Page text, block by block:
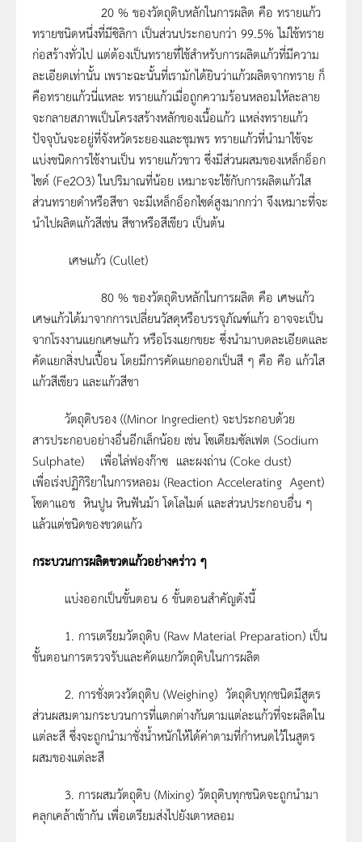
20 % ของวัตถุดิบหลักในการผลิต คือ ทรายแก้ว
ทรายชนิดหนึ่งที่มีซิลิกา เป็นส่วนประกอบกว่า 99.5% ไม่ใช้ทราย
ก่อสร้างทั่วไป แต่ต้องเป็นทรายที่ใช้สำหรับการผลิตแก้วที่มีความ
ละเอียดเท่านั้น เพราะฉะนั้นที่เรามักได้ยินว่าแก้วผลิตจากทราย ก็
คือทรายแก้วนี่แหละ ทรายแก้วเมื่อถูกความร้อนหลอมให้ละลาย
จะกลายสภาพเป็นโครงสร้างหลักของเนื้อแก้ว แหล่งทรายแก้ว
ปัจจุบันจะอยู่ที่จังหวัดระยองและชุมพร ทรายแก้วที่นำมาใช้จะ
แบ่งชนิดการใช้งานเป็น ทรายแก้วขาว ซึ่งมีส่วนผสมของเหล็กอ็อก
ไซด์ (Fe2O3) ในปริมาณที่น้อย เหมาะจะใช้กับการผลิตแก้วใส
ส่วนทรายดำหรือสีชา จะมีเหล็กอ็อกไซด์สูงมากกว่า จึงเหมาะที่จะ
นำไปผลิตแก้วสีเช่น สีชาหรือสีเขียว เป็นต้น
เศษแก้ว (Cullet)
80 % ของวัตถุดิบหลักในการผลิต คือ เศษแก้ว
เศษแก้วได้มาจากการเปลี่ยนวัสดุหรือบรรจุภัณฑ์แก้ว อาจจะเป็น
จากโรงงานแยกเศษแก้ว หรือโรงแยกขยะ ซึ่งนำมาบดละเอียดและ
คัดแยกสิ่งปนเปื้อน โดยมีการคัดแยกออกเป็นสี ๆ คือ คือ แก้วใส
แก้วสีเขียว และแก้วสีชา
วัตถุดิบรอง ((Minor Ingredient) จะประกอบด้วย
สารประกอบอย่างอื่นอีกเล็กน้อย เช่น โซเดียมซัลเฟต (Sodium
Sulphate) เพื่อไล่ฟองก๊าซ และผงถ่าน (Coke dust)
เพื่อเร่งปฏิกิริยาในการหลอม (Reaction Accelerating Agent)
โซดาแอช หินปูน หินฟันม้า โดโลไมต์ และส่วนประกอบอื่น ๆ
แล้วแต่ชนิดของขวดแก้ว
กระบวนการผลิตขวดแก้วอย่างคร่าว ๆ
แบ่งออกเป็นขั้นตอน 6 ขั้นตอนสำคัญดังนี้
1. การเตรียมวัตถุดิบ (Raw Material Preparation) เป็น
ขั้นตอนการตรวจรับและคัดแยกวัตถุดิบในการผลิต
2. การชั่งตวงวัตถุดิบ (Weighing) วัตถุดิบทุกชนิดมีสูตร
ส่วนผสมตามกระบวนการที่แตกต่างกันตามแต่ละแก้วที่จะผลิตใน
แต่ละสี ซึ่งจะถูกนำมาชั่งน้ำหนักให้ได้ค่าตามที่กำหนดไว้ในสูตร
ผสมของแต่ละสี
3. การผสมวัตถุดิบ (Mixing) วัตถุดิบทุกชนิดจะถูกนำมา
คลุกเคล้าเข้ากัน เพื่อเตรียมส่งไปยังเตาหลอม